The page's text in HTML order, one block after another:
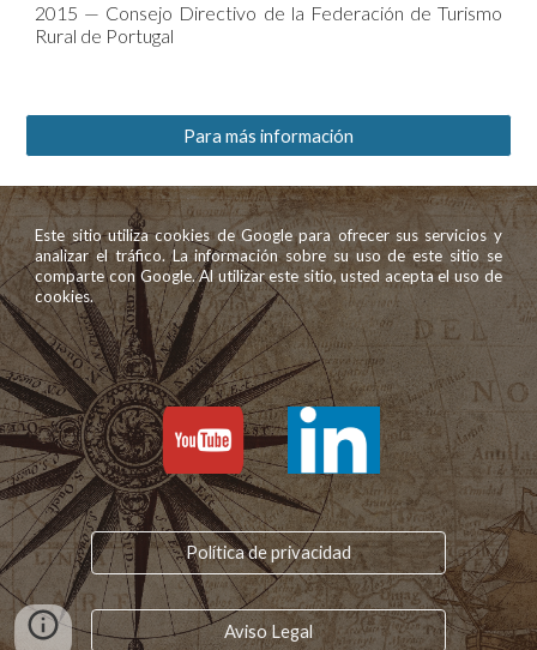
2015 — Consejo Directivo de la Federación de Turismo
Rural de Portugal
Para más información
Este sitio utiliza cookies de Google para ofrecer sus servicios y
analizar el tráfico. La información sobre su uso de este sitio se
comparte con Google. Al utilizar este sitio, usted acepta el uso de
cookies.
Política de privacidad
Aviso Legal